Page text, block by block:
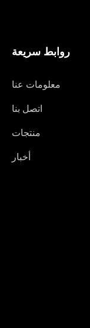
روابط سريعة
معلومات عنا
اتصل بنا
منتجات
أخبار